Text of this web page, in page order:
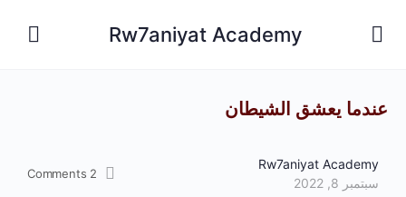
Rw7aniyat Academy
عندما يعشق الشيطان
Rw7aniyat Academy
سبتمبر 8, 2022
2
Comments